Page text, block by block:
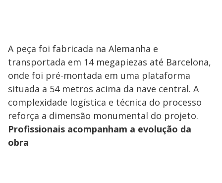
A peça foi fabricada na Alemanha e
transportada em 14 megapiezas até Barcelona,
onde foi pré-montada em uma plataforma
situada a 54 metros acima da nave central. A
complexidade logística e técnica do processo
reforça a dimensão monumental do projeto.
Profissionais acompanham a evolução da
obra